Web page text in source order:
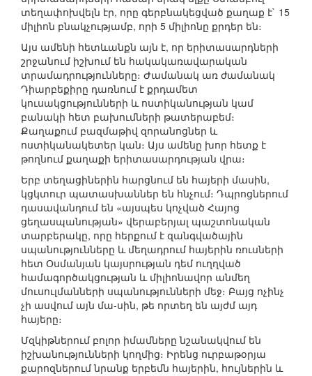
տեղափոխվելն էր, որը գերբնակեցված քաղաք է` 15
միլիոն բնակչությամբ, որի 5 միլիոնը քրդեր են։
Այս ամենի հետևանքն այն է, որ երիտասարդների
շրջանում իշխում են հակակառավարական
տրամադրությունները։ Ժամանակ առ ժամանակ
Դիարբեքիրը դառնում է քրդամետ
կուսակցությունների և ոստիկանության կամ
բանակի հետ բախումների թատերաբեմ։
Քաղաքում բազմաթիվ զորանոցներ և
ոստիկանակետեր կան։ Այս ամենը խոր հետք է
թողնում քաղաքի երիտասարդության վրա։
Երբ տեղացիներին հարցնում են հայերի մասին,
կցկտուր պատասխաններ են հնչում։ Դպրոցներում
դասավանդում են «այսպես կոչված Հայոց
ցեղասպանության» վերաբերյալ պաշտոնական
տարբերակը, որը հերքում է զանգվածային
սպանությունները և մեղադրում հայերին ռուսների
հետ Օսմանյան կայսրության դեմ ուղղված
համագործակցության և միլիոնավոր անմեղ
մուսուլմանների սպանությունների մեջ։ Բայց ոչինչ
չի ասվում այն մա-սին, թե որտեղ են այժմ այդ
հայերը։
Մզկիթներում բոլոր իմամները նշանակվում են
իշխանությունների կողմից։ Իրենց ուրբաթօրյա
քարոզներում նրանք երբեմն հայերին, հույներին և